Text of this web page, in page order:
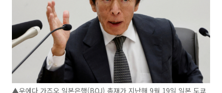
▲우에다 가즈오 일본은행(BOJ) 총재가 지난해 9월 19일 일본 도쿄